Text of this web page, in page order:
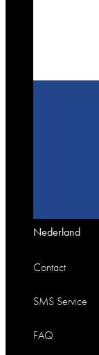
Nederland
Contact
SMS Service
FAQ